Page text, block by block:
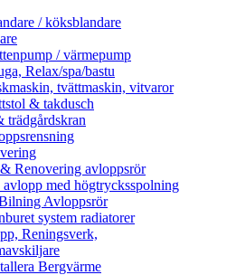
/ köksblandare
/ värmepump
Relax/spa/bastu
tvättmaskin, vitvaror
& takdusch
trädgårdskran
Renovering avloppsrör
med högtrycksspolning
Avloppsrör
system radiatorer
Reningsverk,
Bergvärme